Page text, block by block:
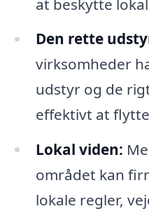
at beskytte
Den rette
virksomheder
udstyr og de
effektivt at
Lokal viden:
området kan
lokale regler,